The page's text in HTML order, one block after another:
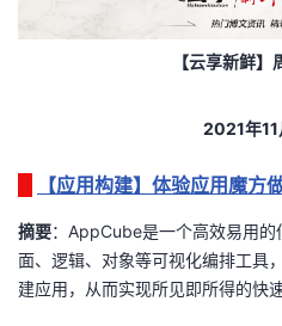
我
的
博
我
的
我
【云享新鲜】
2021年11
【应用构建】体验应用魔方
摘要：AppCube是一个高效易用
面、逻辑、对象等可视化编排工具
建应用，从而实现所见即所得的快